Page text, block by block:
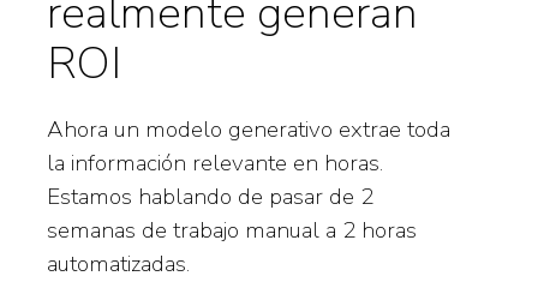
ROI
Ahora un modelo generativo extrae toda
la información relevante en horas.
Estamos hablando de pasar de 2
semanas de trabajo manual a 2 horas
automatizadas.